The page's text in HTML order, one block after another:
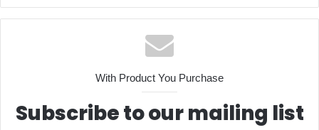
With Product You Purchase
Subscribe to our mailing list